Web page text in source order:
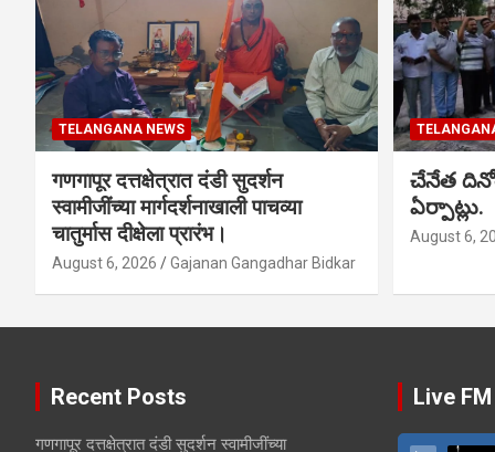
TELANGANA NEWS
गणगापूर दत्तक्षेत्रात दंडी सुदर्शन
स्वामीजींच्या मार्गदर्शनाखाली पाचव्या
चातुर्मास दीक्षेला प्रारंभ।
August 6, 2026 Gajanan Gangadhar Bidkar
చేనేత
ఏర్పాట్లు.
August 6,
Recent Posts
गणगापूर दत्तक्षेत्रात दंडी सुदर्शन स्वामीजींच्या
Live